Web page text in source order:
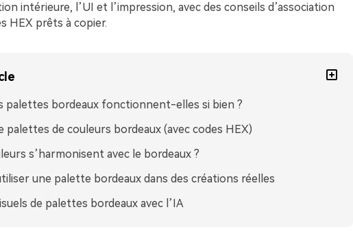
intérieure, l’UI et l’impression, avec des conseils d’association
HEX prêts à copier.
palettes bordeaux fonctionnent-elles si bien ?
palettes de couleurs bordeaux (avec codes HEX)
s’harmonisent avec le bordeaux ?
une palette bordeaux dans des créations réelles
de palettes bordeaux avec l’IA